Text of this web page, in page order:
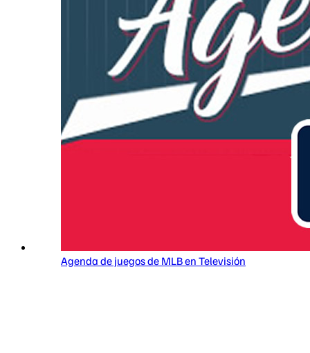
Agenda de juegos de MLB en Televisión